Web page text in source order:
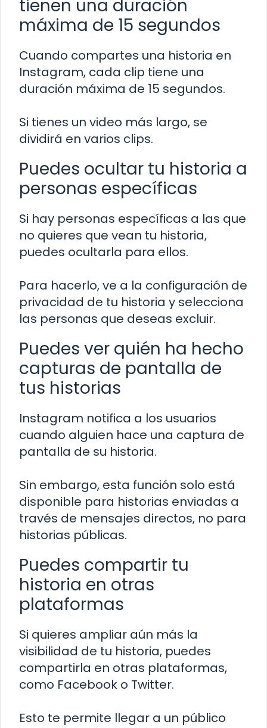
tienen una duración
máxima de 15 segundos
Cuando compartes una historia en
Instagram, cada clip tiene una
duración máxima de 15 segundos.
Si tienes un video más largo, se
dividirá en varios clips.
Puedes ocultar tu historia a
personas específicas
Si hay personas específicas a las que
no quieres que vean tu historia,
puedes ocultarla para ellos.
Para hacerlo, ve a la configuración de
privacidad de tu historia y selecciona
las personas que deseas excluir.
Puedes ver quién ha hecho
capturas de pantalla de
tus historias
Instagram notifica a los usuarios
cuando alguien hace una captura de
pantalla de su historia.
Sin embargo, esta función solo está
disponible para historias enviadas a
través de mensajes directos, no para
historias públicas.
Puedes compartir tu
historia en otras
plataformas
Si quieres ampliar aún más la
visibilidad de tu historia, puedes
compartirla en otras plataformas,
como Facebook o Twitter.
Esto te permite llegar a un público